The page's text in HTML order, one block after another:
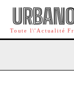
Toute l\'Actualité